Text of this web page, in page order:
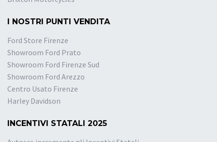
I NOSTRI PUNTI VENDITA
Ford Store Firenze
Showroom Ford Prato
Showroom Ford Firenze Sud
Showroom Ford Arezzo
Centro Usato Firenze
Harley Davidson
INCENTIVI STATALI 2025